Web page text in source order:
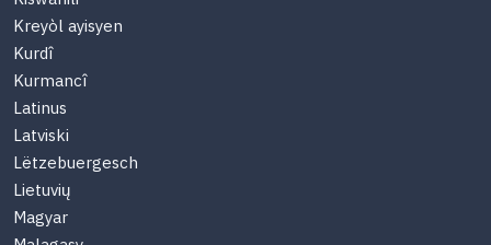
Kreyòl ayisyen
Kurdî
Kurmancî
Latinus
Latviski
Lëtzebuergesch
Lietuvių
Magyar